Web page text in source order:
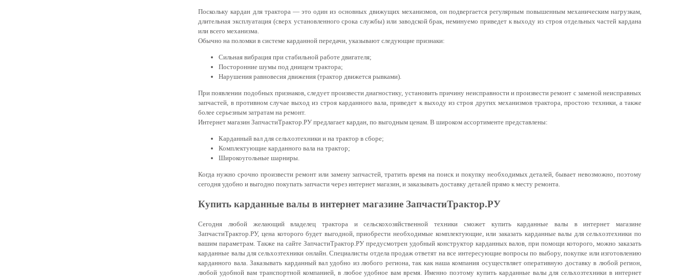
Крестовина широкоугольная
4WA.01 27х74,6 -23,8х91(160)
Крестовина 30,2*92 (030)
Крестовина 35х98 К-040
Крестовина широкоугольная
6WA.01 30,2х92х27х100 (350)
Крестовина широкоугольная
4WA.01 27х74,6 -23,8х91(160)
Крестовина 30,2*92 (030)
Крестовина 35х98 К-040
Крестовина широкоугольная
6WA.01 30,2х92х27х100 (350)
Вал 1,3/8"- Z 8
шлицов
шлицов
шлицов
Вал 1,3/8"- Z 21
шлицов
Вал диаметр 35
шпонка
Вал диаметр 25
шпонка
Вал 28x28 квадрат
шпонка
шпонка
квадрат
Введите параметры своего ВОМ, если нужного нет в списке
регулируемая
нерегулируемая
Укажите Ваш вариант защитного оборудования, если его нет в списке
Поскольку кардан для трактора — это один из основных движущих механизмов, он подвергается регулярным повышенным механическим нагрузкам,
длительная эксплуатация (сверх установленного срока службы) или заводской брак, неминуемо приведет к выходу из строя отдельных частей кардана
или всего механизма.
Обычно на поломки в системе карданной передачи, указывают следующие признаки:
Сильная вибрация при стабильной работе двигателя;
Посторонние шумы под днищем трактора;
Нарушения равновесия движения (трактор движется рывками).
При появлении подобных признаков, следует произвести диагностику, установить причину неисправности и произвести ремонт с заменой неисправных
запчастей, в противном случае выход из строя карданного вала, приведет к выходу из строя других механизмов трактора, простою техники, а также
более серьезным затратам на ремонт.
Интернет магазин ЗапчастиТрактор.РУ предлагает кардан, по выгодным ценам. В широком ассортименте представлены:
Карданный вал для сельхозтехники и на трактор в сборе;
Комплектующие карданного вала на трактор;
Широкоугольные шарниры.
Когда нужно срочно произвести ремонт или замену запчастей, тратить время на поиск и покупку необходимых деталей, бывает невозможно, поэтому
сегодня удобно и выгодно покупать запчасти через интернет магазин, и заказывать доставку деталей прямо к месту ремонта.
Купить карданные валы в интернет магазине ЗапчастиТрактор.РУ
Сегодня любой желающий владелец трактора и сельскохозяйственной техники сможет купить карданные валы в интернет магазине
ЗапчастиТрактор.РУ, цена которого будет выгодной, приобрести необходимые комплектующие, или заказать карданные валы для сельхозтехники по
вашим параметрам. Также на сайте ЗапчастиТрактор.РУ предусмотрен удобный конструктор карданных валов, при помощи которого, можно заказать
карданные валы для сельхозтехники онлайн. Специалисты отдела продаж ответят на все интересующие вопросы по выбору, покупке или изготовлению
карданного вала. Заказывать карданный вал удобно из любого региона, так как наша компания осуществляет оперативную доставку в любой регион,
любой удобной вам транспортной компанией, в любое удобное вам время. Именно поэтому купить карданные валы для сельхозтехники в интернет